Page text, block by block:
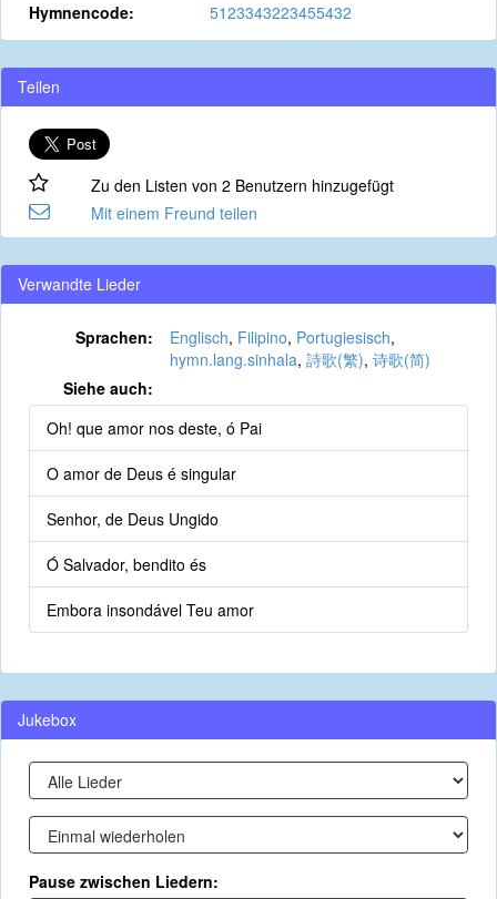
Hymnencode:
5123343223455432
Teilen
Zu den Listen von 2 Benutzern hinzugefügt
Mit einem Freund teilen
Verwandte Lieder
Sprachen: Englisch, Filipino, Portugiesisch,
hymn.lang.sinhala, 詩歌(繁), 诗歌(简)
Siehe auch:
Oh! que amor nos deste, ó Pai
O amor de Deus é singular
Senhor, de Deus Ungido
Ó Salvador, bendito és
Embora insondável Teu amor
Jukebox
Pause zwischen Liedern: